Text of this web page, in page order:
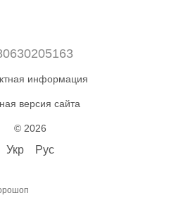
информация
версия сайта
© 2026
Укр Рус